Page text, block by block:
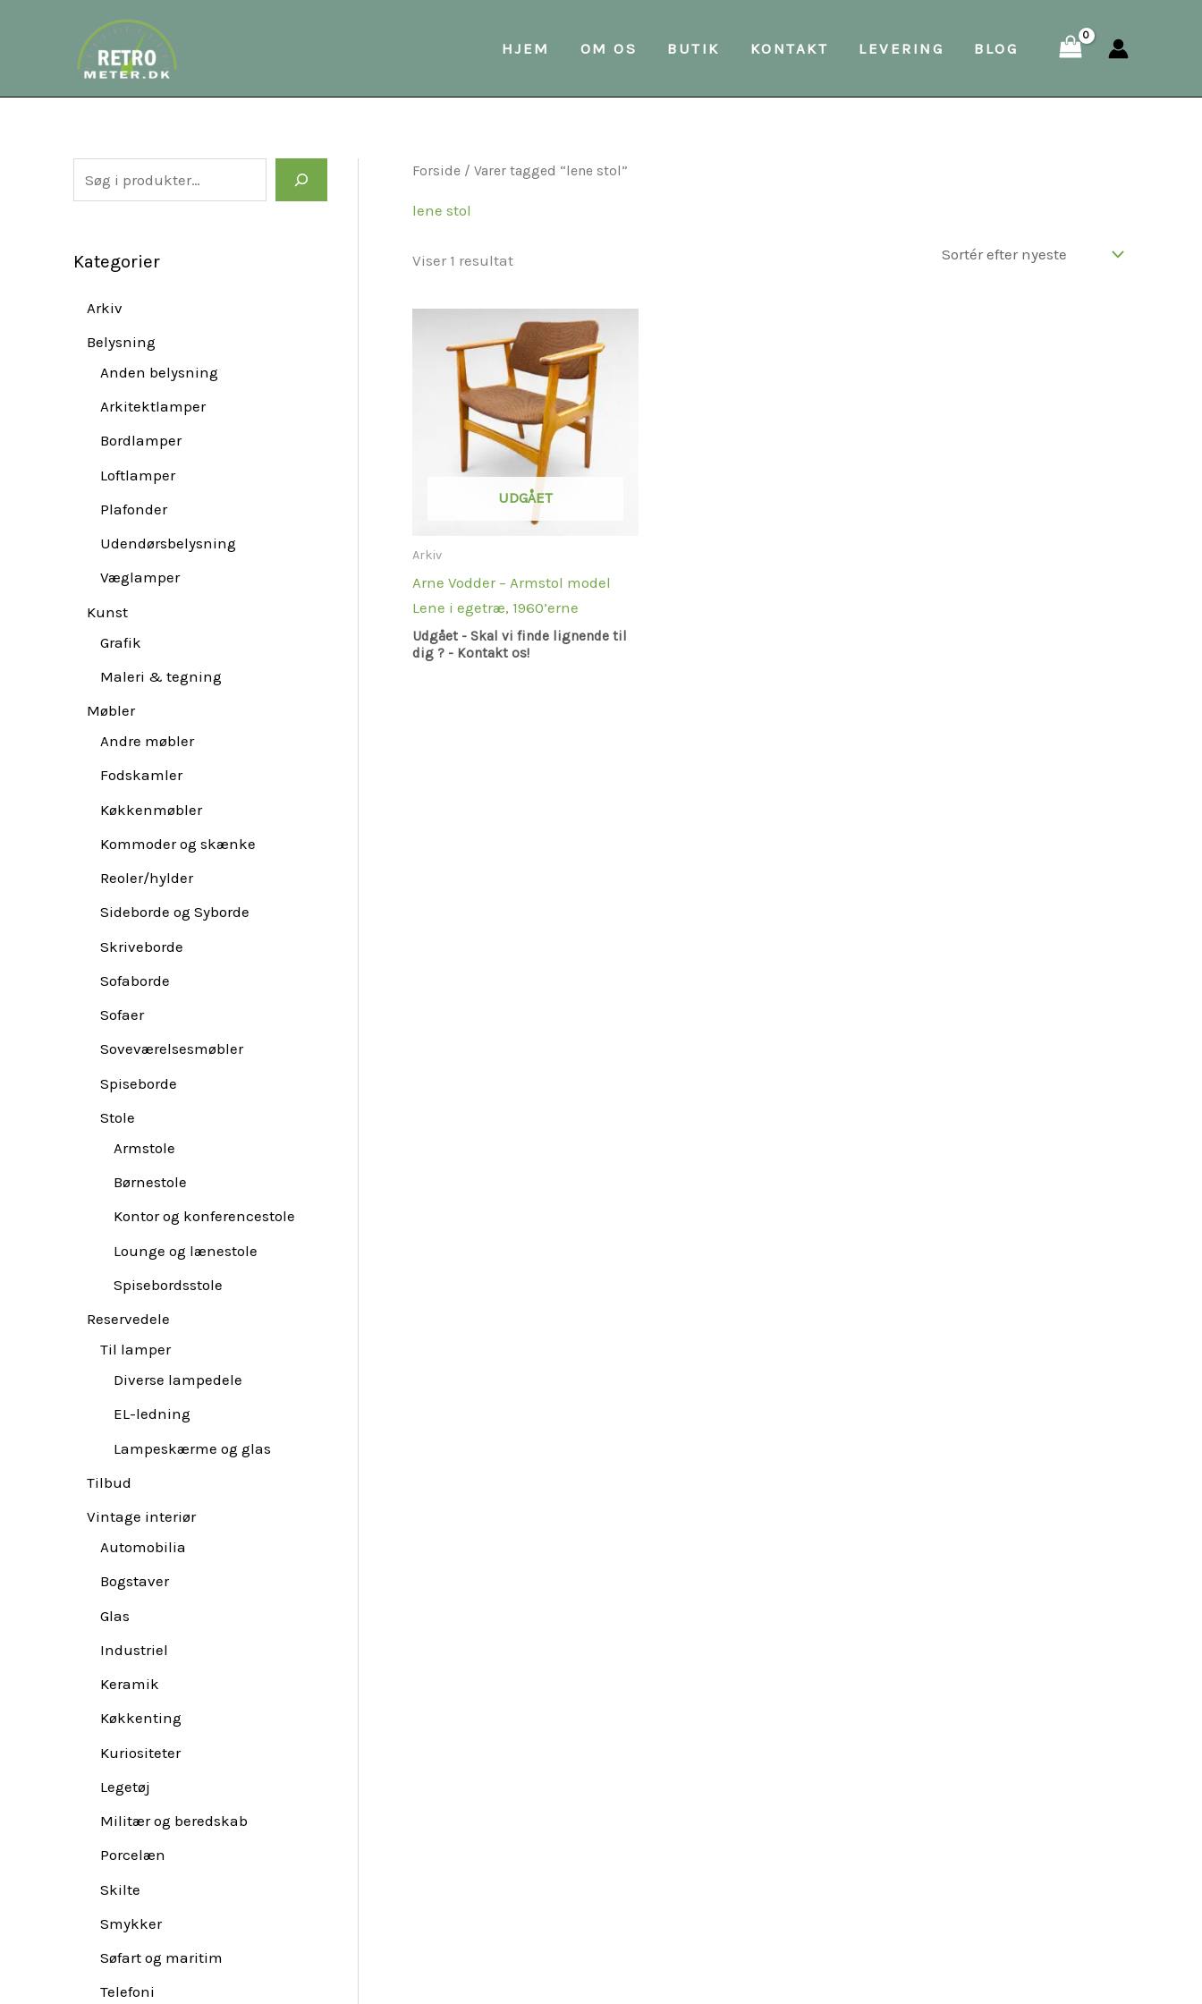
HJEM OM OS BUTIK KONTAKT LEVERING BLOG
a
Kategorier
Arkiv
Belysning
Anden belysning
Arkitektlamper
Bordlamper
Loftlamper
Plafonder
Udendørsbelysning
Væglamper
Kunst
Grafik
Maleri & tegning
Møbler
Andre møbler
Fodskamler
Køkkenmøbler
Kommoder og skænke
Reoler/hylder
Sideborde og Syborde
Skriveborde
Sofaborde
Sofaer
Soveværelsesmøbler
Spiseborde
Stole
Armstole
Børnestole
Kontor og konferencestole
Lounge og lænestole
Spisebordsstole
Reservedele
Til lamper
Diverse lampedele
EL-ledning
Lampeskærme og glas
Tilbud
Vintage interiør
Automobilia
Bogstaver
Glas
Industriel
Keramik
Køkkenting
Kuriositeter
Legetøj
Militær og beredskab
Porcelæn
Skilte
Smykker
Søfart og maritim
Telefoni
Forside / Varer tagged “lene stol”
lene stol
Viser 1 resultat
UDGÅET
Arkiv
Arne Vodder – Armstol model
Lene i egetræ, 1960’erne
Udgået - Skal vi finde lignende til
dig ? - Kontakt os!